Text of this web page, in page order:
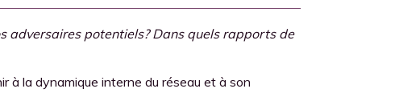
adversaires potentiels? Dans quels rapports de
à la dynamique interne du réseau et à son